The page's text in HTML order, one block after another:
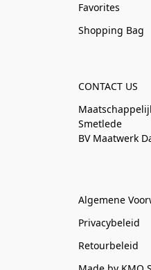
Favorites
Shopping Bag
CONTACT US
Smetlede
BV Maatwerk
Algemene
Privacybeleid
Retourbeleid